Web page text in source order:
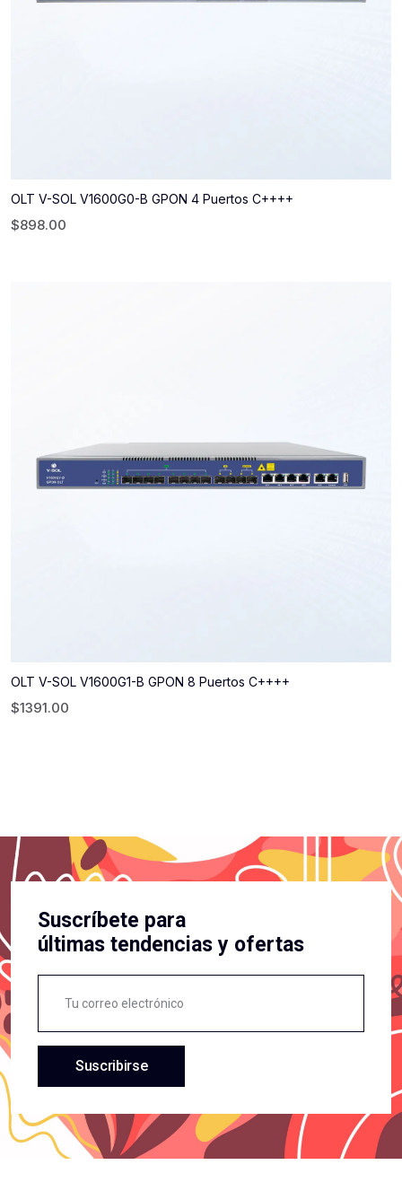
OLT V-SOL V1600G0-B GPON 4 Puertos C++++
$898.00
OLT V-SOL V1600G1-B GPON 8 Puertos C++++
$1391.00
Suscríbete para
últimas tendencias y ofertas
Suscribirse